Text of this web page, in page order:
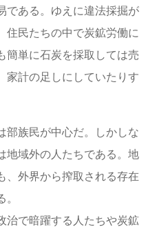
である。ゆえに違法採掘が
住民たちの中で炭鉱労働に
簡単に石炭を採取しては売
家計の足しにしていたりす
部族民が中心だ。しかしな
地域外の人たちである。地
、外界から搾取される存在
治で暗躍する人たちや炭鉱